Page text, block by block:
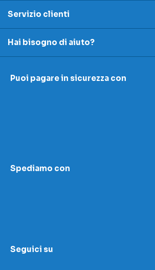
Servizio clienti
Hai bisogno di aiuto?
I nostri contatti
LED Wizard
Puoi pagare in sicurezza con
Spediamo con
Seguici su